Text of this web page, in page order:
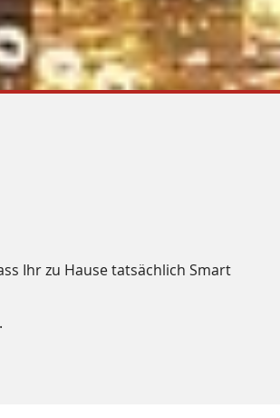
Ihr zu Hause tatsächlich Smart